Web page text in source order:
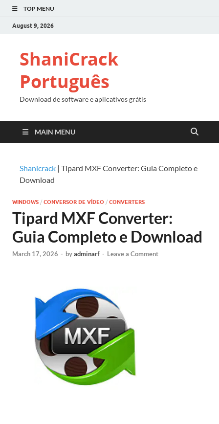
TOP MENU
August 9, 2026
ShaniCrack
Português
Download de software e aplicativos grátis
MAIN MENU
Shanicrack | Tipard MXF Converter: Guia Completo e
Download
WINDOWS / CONVERSOR DE VÍDEO / CONVERTERS
Tipard MXF Converter:
Guia Completo e Download
March 17, 2026 - byadminarf - Leave a Comment